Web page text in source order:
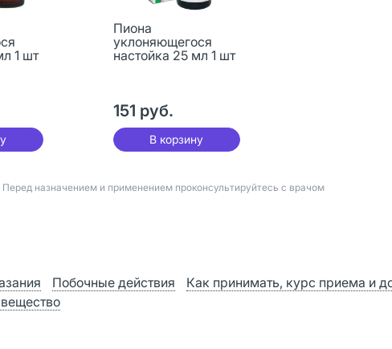
1 шт
Пиона
уклоняющегося
настойка 25 мл 1 шт
151 руб.
В корзину
назначением и применением проконсультируйтесь с врачом
Побочные действия
Как принимать, курс приема и